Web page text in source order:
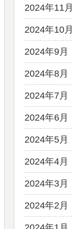
2024年11月
2024年10月
2024年9月
2024年8月
2024年7月
2024年6月
2024年5月
2024年4月
2024年3月
2024年2月